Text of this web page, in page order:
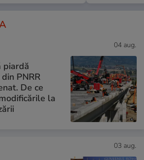
04 aug.
piardă
PNRR
De ce
la
03 aug.